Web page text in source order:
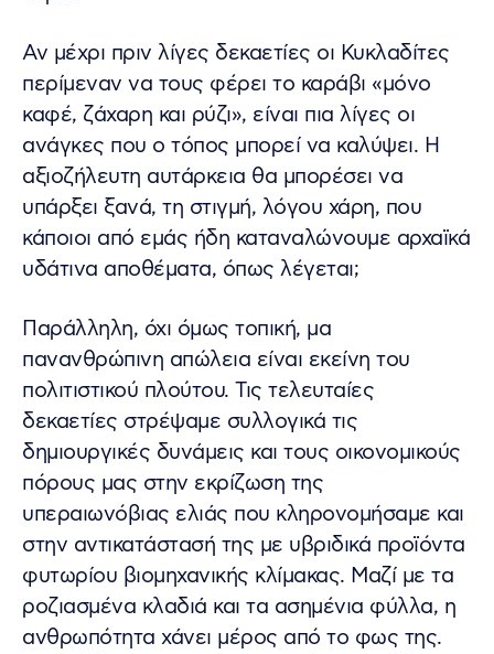
Αν μέχρι πριν λίγες δεκαετίες οι Κυκλαδίτες
περίμεναν να τους φέρει το καράβι «μόνο
καφέ, ζάχαρη και ρύζι», είναι πια λίγες οι
ανάγκες που ο τόπος μπορεί να καλύψει. Η
αξιοζήλευτη αυτάρκεια θα μπορέσει να
υπάρξει ξανά, τη στιγμή, λόγου χάρη, που
κάποιοι από εμάς ήδη καταναλώνουμε αρχαϊκά
υδάτινα αποθέματα, όπως λέγεται;
Παράλληλη, όχι όμως τοπική, μα
πανανθρώπινη απώλεια είναι εκείνη του
πολιτιστικού πλούτου. Τις τελευταίες
δεκαετίες στρέψαμε συλλογικά τις
δημιουργικές δυνάμεις και τους οικονομικούς
πόρους μας στην εκρίζωση της
υπεραιωνόβιας ελιάς που κληρονομήσαμε και
στην αντικατάστασή της με υβριδικά προϊόντα
φυτωρίου βιομηχανικής κλίμακας. Μαζί με τα
ροζιασμένα κλαδιά και τα ασημένια φύλλα, η
ανθρωπότητα χάνει μέρος από το φως της.